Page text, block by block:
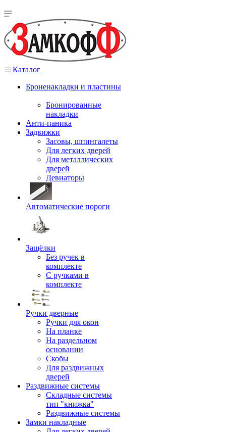
Каталог
Броненакладки и пластины
Бронированные
накладки
Анти-паника
Задвижки
Засовы, шпингалеты
Для легких дверей
Для металлических
дверей
Девиаторы
Автоматические пороги
Защёлки
Без ручек в
комплекте
С ручками в
комплекте
Ручки дверные
Ручки для окон
На планке
На раздельном
основании
Скобы
Для раздвижных
дверей
Раздвижные системы
Складные системы
тип "книжка"
Раздвижные системы
Замки накладные